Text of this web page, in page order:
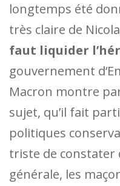
longtemps été
très claire de
faut liquider
gouvernement
Macron montre
sujet, qu’il fait
politiques
triste de constater
générale, les